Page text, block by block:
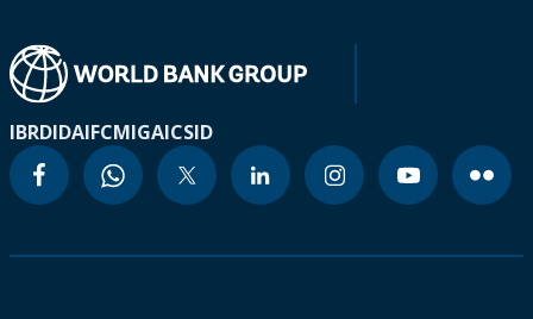
IBRDIDAIFCMIGAICSID